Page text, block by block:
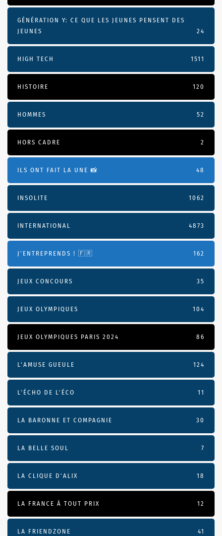
GÉNÉRATION Y: CE QUE LES JEUNES PENSENT DES
JEUNES
24
HIGH TECH 1511
HISTOIRE 120
HOMMES 52
HORS CADRE 2
ILS ONT FAIT LA UNE 📸 48
INSOLITE 1062
INTERNATIONAL 4873
J'ENTREPRENDS ! 🇫🇷 162
JEUX CONCOURS 35
JEUX OLYMPIQUES 104
JEUX OLYMPIQUES PARIS 2024 86
L'AMUSE GUEULE 124
L’ÉCHO DE L’ÉCO 11
LA BARONNE ET COMPAGNIE 30
LA BELLE SOUL 7
LA CLIQUE D'ALIX 18
LA FRANCE À TOUT PRIX 12
LA FRIENDZONE 41